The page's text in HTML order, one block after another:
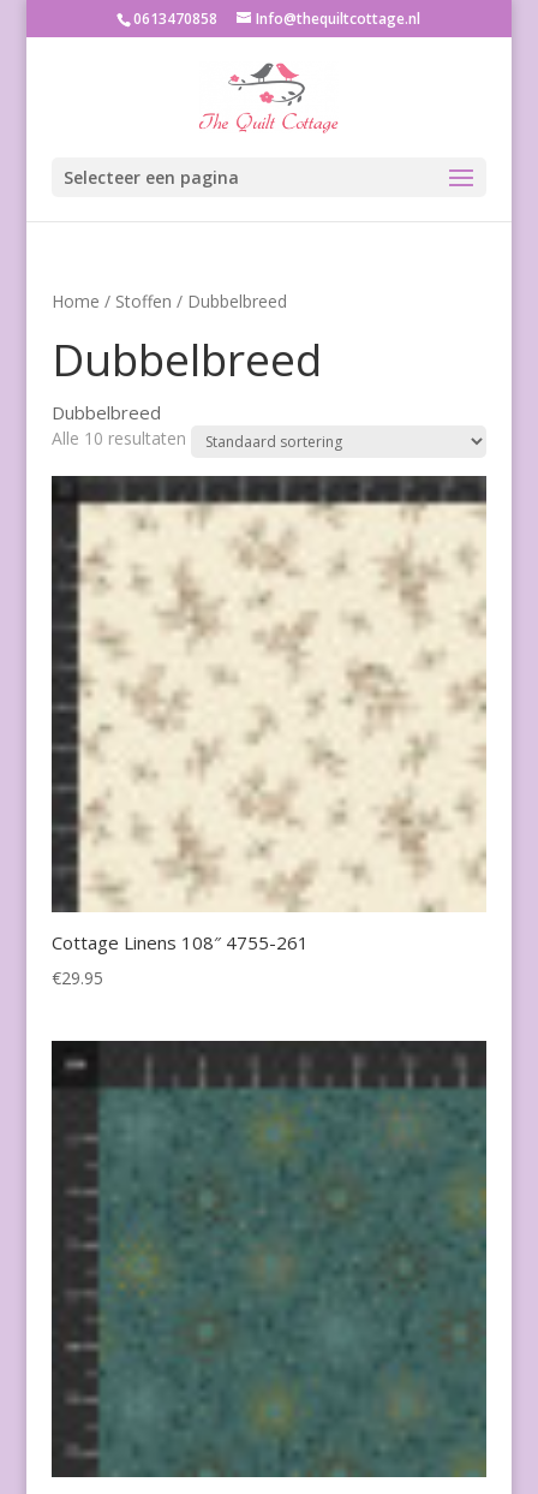
0613470858 Info@thequiltcottage.nl
Selecteer een pagina
Home / Stoffen / Dubbelbreed
Dubbelbreed
Dubbelbreed
Alle 10 resultaten
Cottage Linens 108″ 4755-261
€29.95